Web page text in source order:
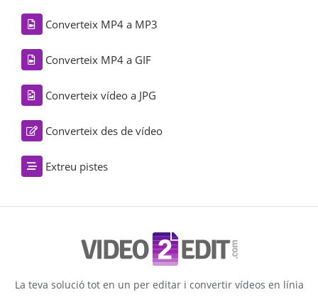
Converteix MP4 a MP3
Converteix MP4 a GIF
Converteix vídeo a JPG
Converteix des de vídeo
Extreu pistes
La teva solució tot en un per editar i convertir vídeos en línia